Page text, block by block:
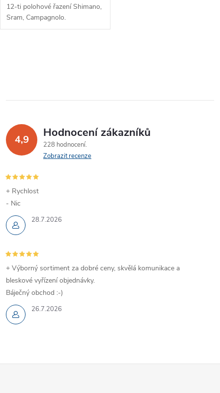
12-ti polohové řazení Shimano,
Sram, Campagnolo.
l
d
a
c
í
p
r
v
k
y
v
4,9 Hodnocení zákazníků
228 hodnocení
Zobrazit recenze
28.7.2026
+ Rychlost
- Nic
26.7.2026
+ Výborný sortiment za dobré ceny, skvělá komunikace a
bleskové vyřízení objednávky.
Báječný obchod :-)